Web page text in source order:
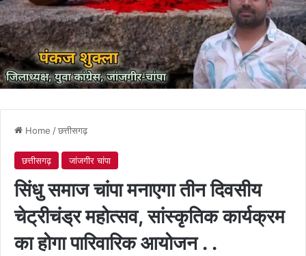
Home /छत्तीसगढ़
छत्तीसगढ़ जांजगीर चांपा
सिंधु समाज चांपा मनाएगा तीन दिवसीय
चेट्रीचंड्र महोत्सव, सांस्कृतिक कार्यक्रम
का होगा पारिवारिक आयोजन . .